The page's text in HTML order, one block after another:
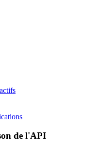
de l'API